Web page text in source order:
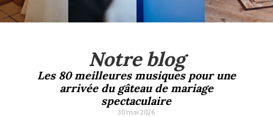
Notre blog
Les 80 meilleures musiques pour une
arrivée du gâteau de mariage
spectaculaire
30 mai 2026